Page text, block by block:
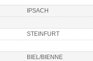
IPSACH
STEINFURT
BIEL/BIENNE